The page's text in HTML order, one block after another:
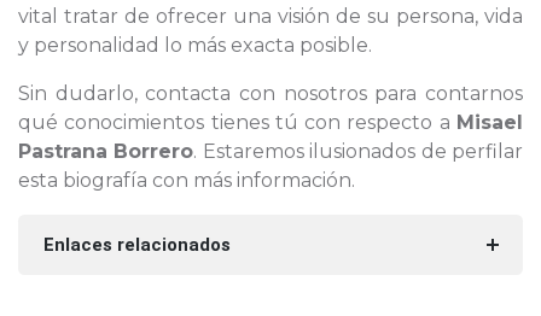
vital tratar de ofrecer una visión de su persona, vida
y personalidad lo más exacta posible.
Sin dudarlo, contacta con nosotros para contarnos
qué conocimientos tienes tú con respecto a Misael
Pastrana Borrero. Estaremos ilusionados de perfilar
esta biografía con más información.
Enlaces relacionados